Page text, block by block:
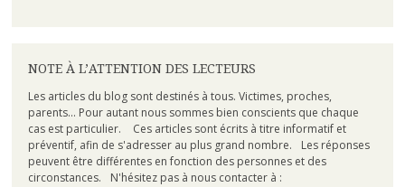
NOTE À L’ATTENTION DES LECTEURS
Les articles du blog sont destinés à tous. Victimes, proches,
parents... Pour autant nous sommes bien conscients que chaque
cas est particulier. Ces articles sont écrits à titre informatif et
préventif, afin de s'adresser au plus grand nombre. Les réponses
peuvent être différentes en fonction des personnes et des
circonstances. N'hésitez pas à nous contacter à :